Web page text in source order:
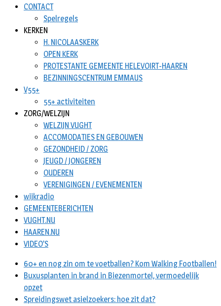
CONTACT
Spelregels
KERKEN
H. NICOLAASKERK
OPEN KERK
PROTESTANTE GEMEENTE HELEVOIRT-HAAREN
BEZINNINGSCENTRUM EMMAUS
V55+
55+ activiteiten
ZORG/WELZIJN
WELZIJN VUGHT
ACCOMODATIES EN GEBOUWEN
GEZONDHEID / ZORG
JEUGD / JONGEREN
OUDEREN
VERENIGINGEN / EVENEMENTEN
wijkradio
GEMEENTEBERICHTEN
VUGHT.NU
HAAREN.NU
VIDEO’S
60+ en nog zin om te voetballen? Kom Walking Footballen!
Buxusplanten in brand in Biezenmortel, vermoedelijk
opzet
Spreidingswet asielzoekers: hoe zit dat?